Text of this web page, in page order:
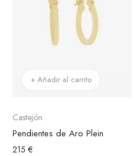
+ Añadir al carrito
Castejón
Pendientes de Aro Plein
215 €